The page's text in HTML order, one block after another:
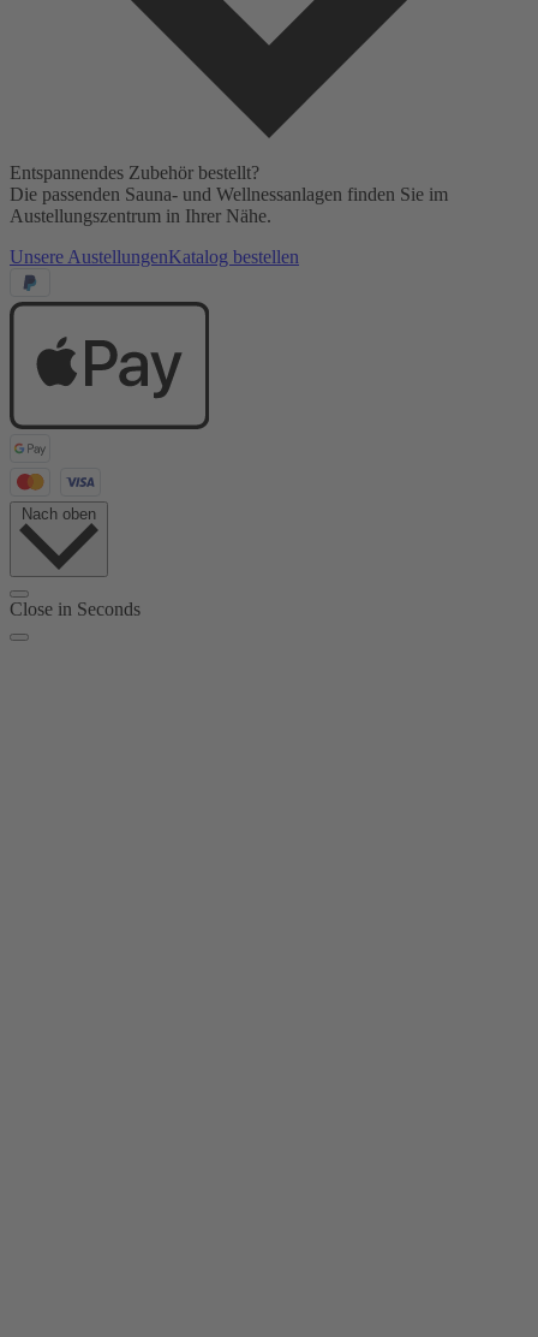
Entspannendes Zubehör bestellt?
Die passenden Sauna- und Wellnessanlagen finden Sie im
Austellungszentrum in Ihrer Nähe.
Unsere AustellungenKatalog bestellen
Nach oben
Close in Seconds